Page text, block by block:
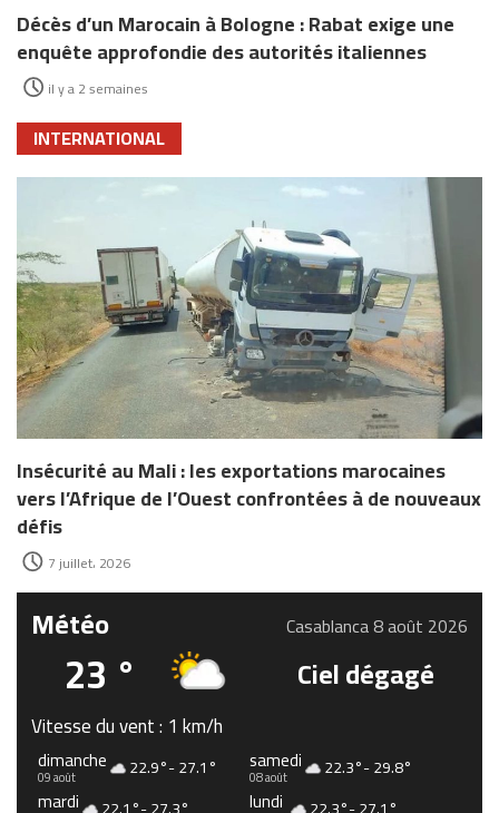
Décès d’un Marocain à Bologne : Rabat exige une
enquête approfondie des autorités italiennes
il y a 2 semaines
INTERNATIONAL
Insécurité au Mali : les exportations marocaines
vers l’Afrique de l’Ouest confrontées à de nouveaux
défis
7 juillet، 2026